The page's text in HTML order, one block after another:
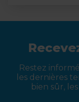
Restez
les dernières
bien sûr,